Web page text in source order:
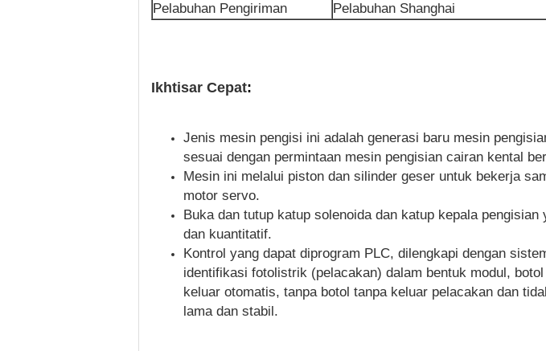
Pelabuhan Pengiriman
Pelabuhan Shanghai
Ikhtisar Cepat:
Jenis mesin pengisi ini adalah generasi baru mesin
sesuai dengan permintaan mesin pengisian cairan kental
Mesin ini melalui piston dan silinder geser untuk bekerja
motor servo.
Buka dan tutup katup solenoida dan katup kepala
dan kuantitatif.
Kontrol yang dapat diprogram PLC, dilengkapi dengan
identifikasi fotolistrik (pelacakan) dalam bentuk modul,
keluar otomatis, tanpa botol tanpa keluar pelacakan dan
lama dan stabil.